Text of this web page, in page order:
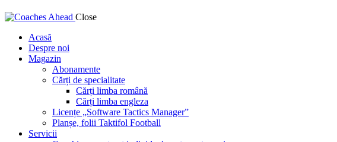
Close
Acasă
Despre noi
Magazin
Abonamente
Cărți de specialitate
Cărți limba română
Cărți limba engleza
Licențe „Software Tactics Manager”
Planșe, folii Taktifol Football
Servicii